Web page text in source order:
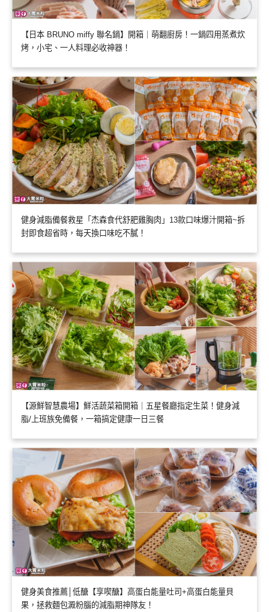
【日本 BRUNO miffy 聯名鍋】開箱｜萌翻廚房！一鍋四用蒸煮炊
烤，小宅、一人料理必收神器！
健身減脂備餐救星「杰森食代舒肥雞胸肉」13款口味爆汁開箱~拆
封即食超省時，每天換口味吃不膩！
【源鮮智慧農場】鮮活蔬菜箱開箱｜五星餐廳指定生菜！健身減
脂/上班族免備餐，一箱搞定健康一日三餐
健身美食推薦│低醣【享喫醣】高蛋白能量吐司+高蛋白能量貝
果，拯救麵包澱粉腦的減脂期神隊友！